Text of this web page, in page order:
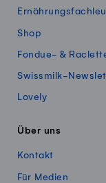
Shop
Fondue- &
Swissmilk-
Lovely
Über uns
Kontakt
Für Medien